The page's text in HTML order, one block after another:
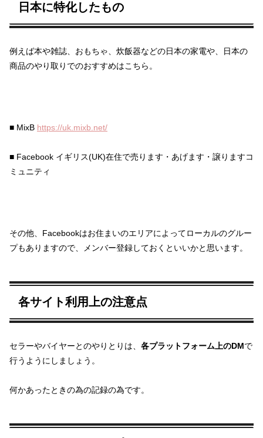
日本に特化したもの
例えば本や雑誌、おもちゃ、炊飯器などの日本の家電や、日本の
商品のやり取りでのおすすめはこちら。
■ MixB https://uk.mixb.net/
■ Facebook イギリス(UK)在住で売ります・あげます・譲りますコ
ミュニティ
その他、Facebookはお住まいのエリアによってローカルのグルー
プもありますので、メンバー登録しておくといいかと思います。
各サイト利用上の注意点
セラーやバイヤーとのやりとりは、 各プラットフォーム上のDMで
行うようにしましょう。
何かあったときの為の記録の為です。